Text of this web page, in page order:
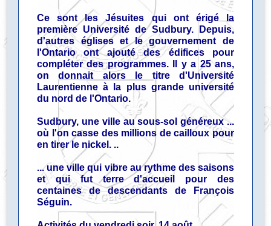
Ce sont les Jésuites qui ont érigé la
première Université de Sudbury. Depuis,
d'autres églises et le gouvernement de
l'Ontario ont ajouté des édifices pour
compléter des programmes. Il y a 25 ans,
on donnait alors le titre d'Université
Laurentienne à la plus grande université
du nord de l'Ontario.
Sudbury, une ville au sous-sol généreux ...
où l'on casse des millions de cailloux pour
en tirer le nickel. ..
... une ville qui vibre au rythme des saisons
et qui fut terre d'accueil pour des
centaines de descendants de François
Séguin.